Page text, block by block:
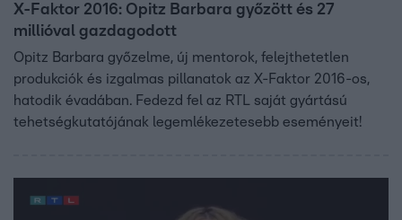
X-Faktor 2016: Opitz Barbara győzött és 27
millióval gazdagodott
Opitz Barbara győzelme, új mentorok, felejthetetlen
produkciók és izgalmas pillanatok az X-Faktor 2016-os,
hatodik évadában. Fedezd fel az RTL saját gyártású
tehetségkutatójának legemlékezetesebb eseményeit!